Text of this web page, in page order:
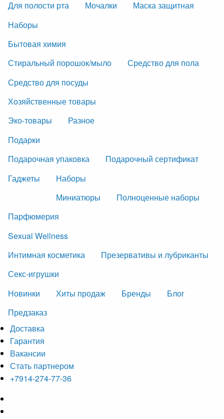
Для полости рта Мочалки
Маска защитная
Наборы
Бытовая химия
Стиральный порошок/мыло
Средство для пола
Средство для посуды
Хозяйственные товары
Эко-товары
Разное
Подарки
Подарочная упаковка
Подарочный сертификат
Гаджеты
Наборы
Миниатюры
Полноценные наборы
Парфюмерия
Sexual Wellness
Интимная косметика
Презервативы и лубриканты
Секс-игрушки
Новинки
Хиты продаж Бренды
Блог
Предзаказ
Доставка
Гарантия
Вакансии
Стать партнером
+7914-274-77-36